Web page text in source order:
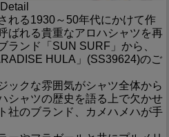
Detail
れる1930～50年代にかけて作
ばれる貴重なアロハシャツを再
ランド「SUN SURF」から、
HULA」(SS39624)のご
ックな雰囲気がシャツ全体から
シャツの歴史を語る上で欠かせ
社のブランド、カメハメハが手